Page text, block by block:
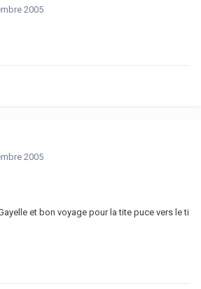
2005
2005
et bon voyage pour la tite puce vers le ti